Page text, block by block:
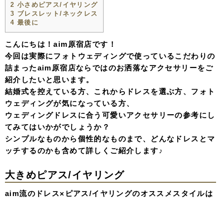
2 小さめピアス/イヤリング
3 ブレスレット/ネックレス
4 最後に
こんにちは！aim原宿店です！
今回は実際にフォトウェディングで使っているこだわりの
詰まったaim原宿店ならではのお洒落なアクセサリーをご
紹介したいと思います。
結婚式を控えている方、これからドレスを選ぶ方、フォト
ウェディングが気になっている方、
ウェディングドレスに合う可愛いアクセサリーの参考にし
てみてはいかがでしょうか？
シンプルなものから個性的なものまで、どんなドレスとマ
ッチするのかも含めて詳しくご紹介します♪
大きめピアス/イヤリング
aim流のドレス×ピアス/イヤリングのオススメスタイルは